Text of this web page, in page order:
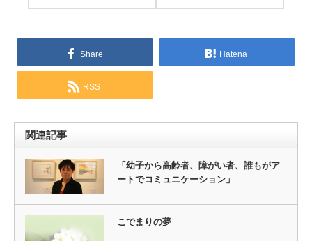
Share Hatena
RSS
関連記事
「幼子から高齢者、障がい者、誰もがア
ートでコミュニケーション」
こでまりの夢